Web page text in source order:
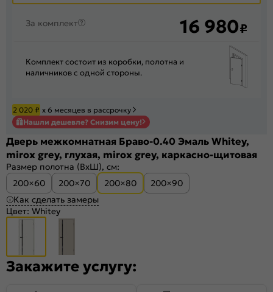
За комплект 16 980₽
Комплект состоит из коробки, полотна и
наличников с одной стороны.
2 020 ₽ х 6 месяцев в рассрочку
Нашли дешевле? Снизим цену!
Дверь межкомнатная Браво-0.40 Эмаль Whitey,
mirox grey, глухая, mirox grey, каркасно-щитовая
Размер полотна (ВхШ), см:
200×60
200×70 200×80
200×90
Как сделать замеры
Цвет: Whitey
Закажите услугу: